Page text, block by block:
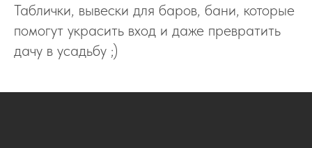
Таблички, вывески для баров, бани, которые
помогут украсить вход и даже превратить
дачу в усадьбу ;)